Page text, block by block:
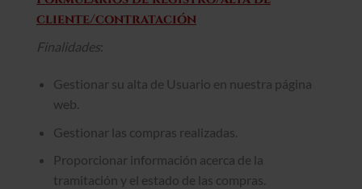
cliente/contratación
Finalidades:
Gestionar su alta de Usuario en nuestra página
web.
Gestionar las compras realizadas.
Proporcionar información acerca de la
tramitación y el estado de las compras.